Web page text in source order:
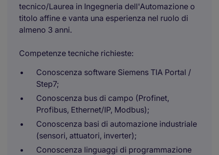
tecnico/Laurea in Ingegneria dell'Automazione o
titolo affine e vanta una esperienza nel ruolo di
almeno 3 anni.
Competenze tecniche richieste:
Conoscenza software Siemens TIA Portal /
Step7;
Conoscenza bus di campo (Profinet,
Profibus, Ethernet/IP, Modbus);
Conoscenza basi di automazione industriale
(sensori, attuatori, inverter);
Conoscenza linguaggi di programmazione